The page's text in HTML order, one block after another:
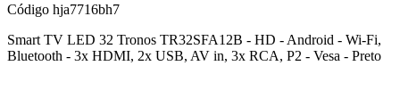
Código hja7716bh7
Smart TV LED 32 Tronos TR32SFA12B - HD - Android - Wi-Fi,
Bluetooth - 3x HDMI, 2x USB, AV in, 3x RCA, P2 - Vesa - Preto